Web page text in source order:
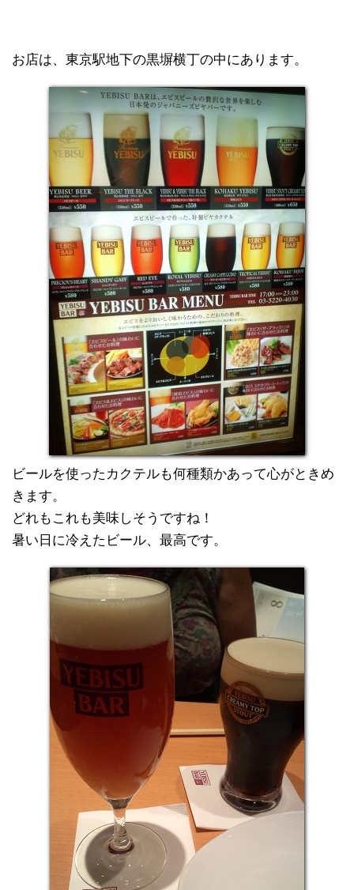
お店は、東京駅地下の黒塀横丁の中にあります。
ビールを使ったカクテルも何種類かあって心がときめ
きます。
どれもこれも美味しそうですね！
暑い日に冷えたビール、最高です。